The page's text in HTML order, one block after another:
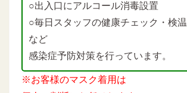
○出入口にアルコール消毒設置
○毎日スタッフの健康チェック・検温
など
感染症予防対策を行っています。
※お客様のマスク着用は